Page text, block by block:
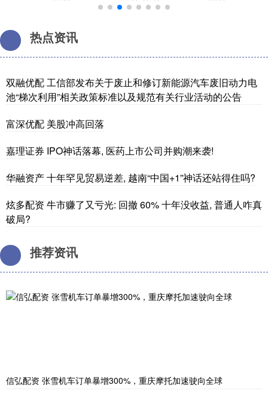
热点资讯
双融优配 工信部发布关于废止和修订新能源汽车废旧动力电
池“梯次利用”相关政策标准以及规范有关行业活动的公告
富深优配 美股冲高回落
嘉理证券 IPO神话落幕, 医药上市公司并购潮来袭!
华融资产 十年罕见贸易逆差, 越南“中国+1”神话还站得住吗?
炫多配资 牛市赚了又亏光: 回撤 60% 十年没收益, 普通人咋真
破局?
推荐资讯
信弘配资 张雪机车订单暴增300%，重庆摩托加速驶向全球